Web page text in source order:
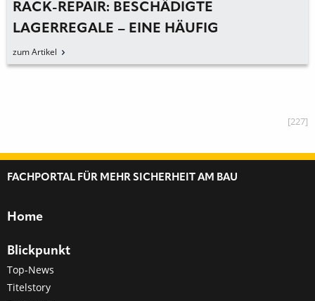
RACK-REPAIR: BESCHÄDIGTE
LAGERREGALE – EINE HÄUFIG
UNTERSCHÄTZTE GEFAHR
zum Artikel
[227]
FACHPORTAL FÜR MEHR SICHERHEIT AM BAU
Home
Blickpunkt
Top-News
Titelstory